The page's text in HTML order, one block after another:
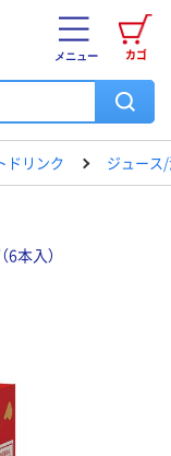
カゴ
メニュー
ドリンク ジュース
本入）